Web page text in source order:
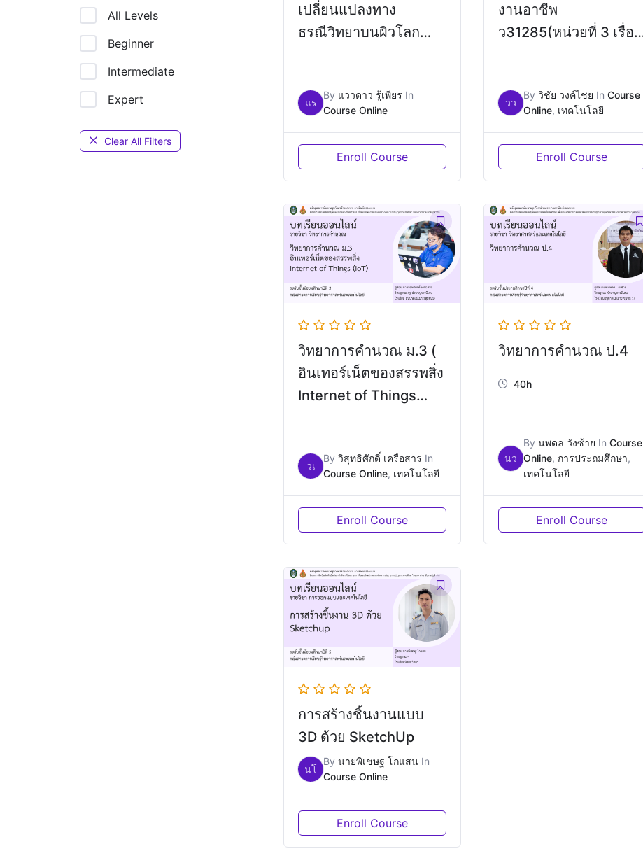
All Levels
Beginner
Intermediate
Expert
Clear All Filters
เปลี่ยนแปลงทาง
ธรณีวิทยาบนผิวโลก
แร
By แววดาว รู้เพียร In
Course Online
Enroll Course
งานอาชีพ
ว31285(หน่วยที่ 3 เรื่อง
วว
By วิชัย วงค์ไชย In Course
Online, เทคโนโลยี
Enroll Course
วิทยาการคำนวณ ม.3 (
อินเทอร์เน็ตของสรรพสิ่ง
Internet of Things
วเ
By วิสุทธิศักดิ์ เครือสาร In
Course Online, เทคโนโลยี
Enroll Course
วิทยาการคำนวณ ป.4
40h
นว
By นพดล วังซ้าย In Course
Online, การประถมศึกษา,
เทคโนโลยี
Enroll Course
การสร้างชิ้นงานแบบ
3D ด้วย SketchUp
นโ
By นายพิเชษฐ โกแสน In
Course Online
Enroll Course